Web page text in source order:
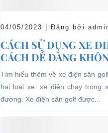
04/05/2023 | Đăng bởi
CÁCH SỬ DỤNG XE
CÁCH DỄ DÀNG
Tìm hiểu thêm về xe điện sân
hai loại xe: xe điện chạy trong
đường. Xe điện sân golf được...